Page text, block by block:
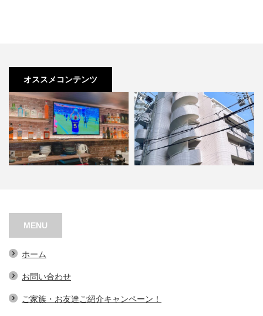
オススメコンテンツ
ＡＳＧＬ BAR
MENU
ホーム
お問い合わせ
ご家族・お友達ご紹介キャンペーン！